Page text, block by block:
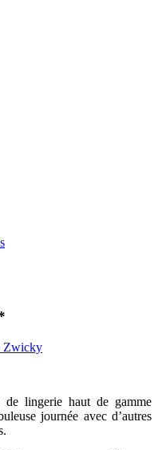
Zwicky
lingerie haut de gamme
journée avec d’autres